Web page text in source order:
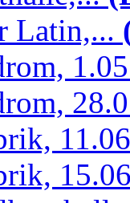
Latin,...